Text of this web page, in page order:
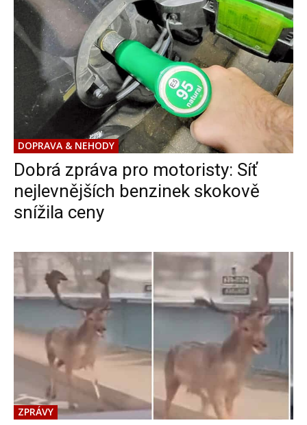
DOPRAVA & NEHODY
Dobrá zpráva pro motoristy: Síť
nejlevnějších benzinek skokově
snížila ceny
ZPRÁVY